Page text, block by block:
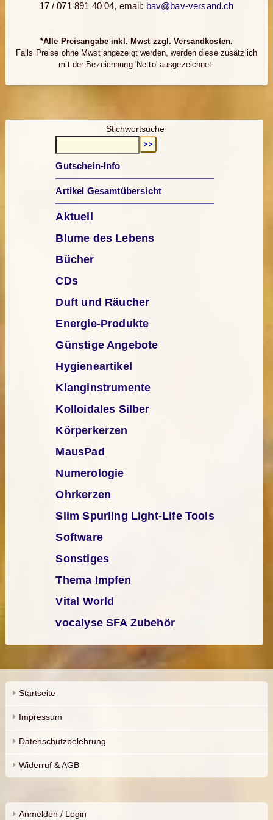
17 / 071 891 40 04, email: bav@bav-versand.ch
*Alle Preisangabe inkl. Mwst zzgl. Versandkosten.
Falls Preise ohne Mwst angezeigt werden, werden diese zusätzlich
mit der Bezeichnung 'Netto' ausgezeichnet.
Stichwortsuche
Gutschein-Info
Artikel Gesamtübersicht
Aktuell
Blume des Lebens
Bücher
CDs
Duft und Räucher
Energie-Produkte
Günstige Angebote
Hygieneartikel
Klanginstrumente
Kolloidales Silber
Körperkerzen
MausPad
Numerologie
Ohrkerzen
Slim Spurling Light-Life Tools
Software
Sonstiges
Thema Impfen
Vital World
vocalyse SFA Zubehör
Startseite
Impressum
Datenschutzbelehrung
Widerruf & AGB
Anmelden / Login